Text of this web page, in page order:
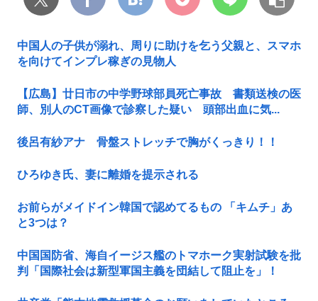
中国人の子供が溺れ、周りに助けを乞う父親と、スマホ
を向けてインプレ稼ぎの見物人
【広島】廿日市の中学野球部員死亡事故 書類送検の医
師、別人のCT画像で診察した疑い 頭部出血に気...
後呂有紗アナ 骨盤ストレッチで胸がくっきり！！
ひろゆき氏、妻に離婚を提示される
お前らがメイドイン韓国で認めてるもの 「キムチ」あ
と3つは？
中国国防省、海自イージス艦のトマホーク実射試験を批
判「国際社会は新型軍国主義を団結して阻止を」！